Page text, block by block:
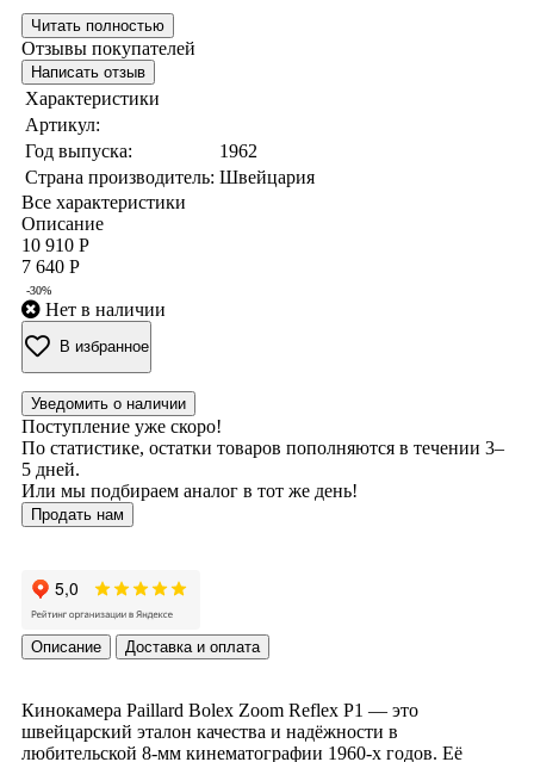
Читать полностью
Отзывы покупателей
Написать отзыв
Характеристики
Артикул:
Год выпуска:
1962
Страна производитель: Швейцария
Все характеристики
Описание
10 910 Р
7 640 Р
-30%
Нет в наличии
В избранное
Уведомить о наличии
Поступление уже скоро!
По статистике, остатки товаров пополняются в течении 3–
5 дней.
Или мы подбираем аналог в тот же день!
Продать нам
Описание Доставка и оплата
Кинокамера Paillard Bolex Zoom Reflex P1 — это
швейцарский эталон качества и надёжности в
любительской 8-мм кинематографии 1960-х годов. Её